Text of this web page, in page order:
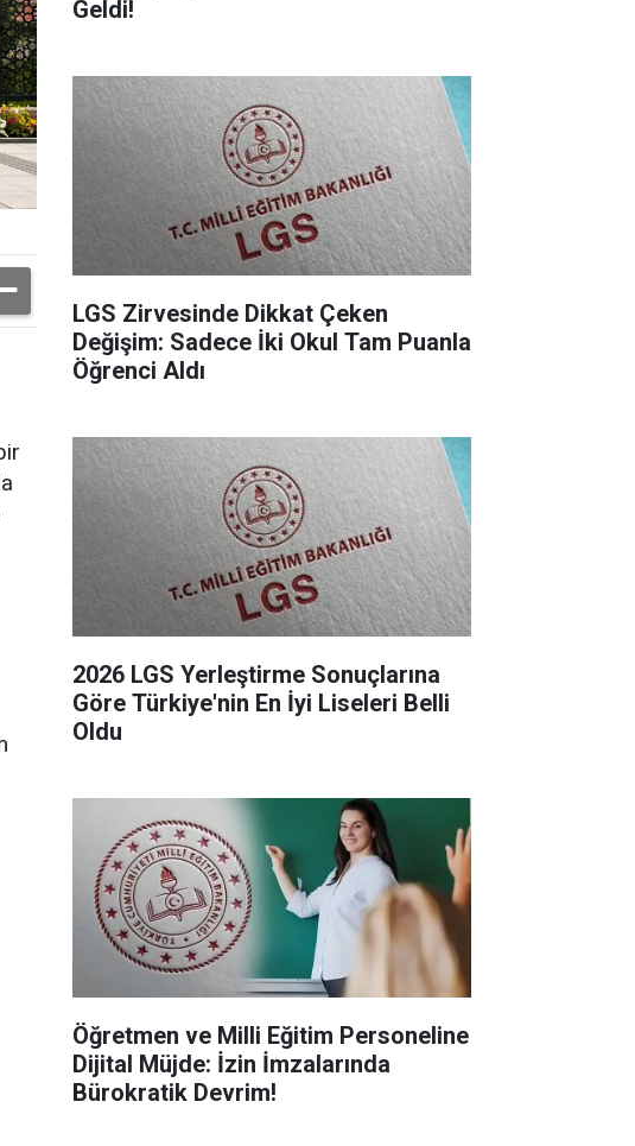
Geldi!
LGS Zirvesinde Dikkat Çeken
Değişim: Sadece İki Okul Tam Puanla
Öğrenci Aldı
2026 LGS Yerleştirme Sonuçlarına
Göre Türkiye'nin En İyi Liseleri Belli
Oldu
Öğretmen ve Milli Eğitim Personeline
Dijital Müjde: İzin İmzalarında
Bürokratik Devrim!